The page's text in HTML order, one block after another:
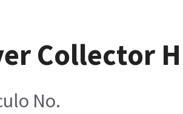
Collector
No.